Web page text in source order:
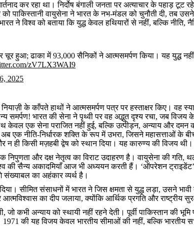
कर रहा था। निर्दोष बंगाली जनता पर अत्याचार के पहाड़
वायुसेना ने भारत के नभ-मंडल को चुनौती दी, तब
ने विश्व को बताया कि युद्ध केवल हथियारों से नहीं, बल्कि नीति,
चूर हुआ; ढाका में 93,000 सैनिकों ने आत्मसमर्पण किया। यह युद्ध
zV7LX3WAI9
2025
के काँपते हाथों ने आत्मसमर्पण पत्र पर हस्ताक्षर किए। वह
समर्पण! भारत की सेना ने पृथ्वी पर वह अद्भुत दृश्य रचा, जब
केवल एक सेना पराजित नहीं हुई, बल्कि उत्पीड़न, अन्याय और दमन
एक नीति-निर्धारक शक्ति के रूप में उभरा, जिसने महासत्ताओं के
न ही किसी मज़हबी द्वेष को स्थान दिया। यह कारुण्य की विजय थी।
निपुणता और दक्ष नेतृत्व का विराट उदाहरण है। वायुसेना की गति,
की सैन्य अकादमियाँ आज भी अध्ययन करती हैं। ‘ऑपरेशन
का अहंकार व्यर्थ है।
सीमित संसाधनों में भारत ने जिस क्षमता से युद्ध लड़ा, उसने
का दीप जलाया, क्योंकि आर्थिक प्रगति और राष्ट्रीय
कभी अन्याय को स्थायी नहीं रहने देती। पूर्वी पाकिस्तान की
की यह विजय केवल भारतीय सीमाओं की नहीं, बल्कि भारतीय